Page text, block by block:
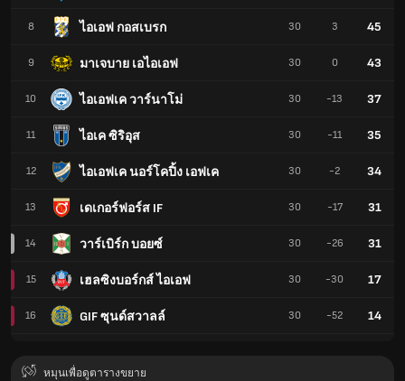
8 ไอเอฟ กอสเบรก
9 มาเจบาย เอไอเอฟ
10 ไอเอฟเค วาร์นาโม่
11 ไอเค ซิริอุส
12 ไอเอฟเค นอร์โคปิ้ง เอฟเค
13 เดเกอร์ฟอร์ส IF
14 วาร์เบิร์ก บอยซ์
15 เฮลซิงบอร์กส์ ไอเอฟ
16 GIF ซุนด์สวาลล์
30 3 45
30 0 43
30 -13 37
30 -11 35
30 -2 34
30 -17 31
30 -26 31
30 -30 17
30 -52 14
หมุนเพื่อดูตารางขยาย